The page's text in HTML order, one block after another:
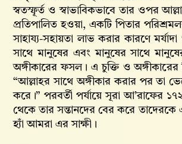
স্বতস্ফূর্ত ও স্বাভাবিকভাবে তার ওপর
প্রতিপালিত হওয়া, একটি পিতার
সাহায্য-সহায়তা লাভ করার কারণে
সাথে মানুষের এবং মানুষের সাথে
অঙ্গীকারের ফসল। এ চুক্তি ও অঙ্গীকারের
“আল্লাহর সাথে অঙ্গীকার করার পর তা
করে।” পরবর্তী পর্যায়ে সূরা আ’রাফের
থেকে তার সন্তানদের বের করে তাদেরকে
হ্যাঁ আমরা এর সাক্ষী।